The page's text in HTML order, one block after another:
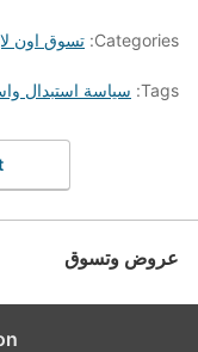
Categories: تسوق اون
Tags: سياسة استبدال
عروض وتسوق